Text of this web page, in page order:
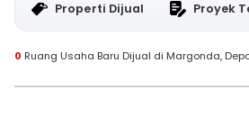
Properti Dijual Proyek
0 Ruang Usaha Baru Dijual di Margonda,